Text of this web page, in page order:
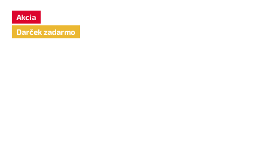
Akcia
Darček zadarmo